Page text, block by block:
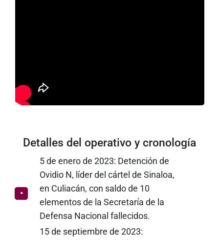
Detalles del operativo y cronología
5 de enero de 2023: Detención de
Ovidio N, líder del cártel de Sinaloa,
en Culiacán, con saldo de 10
elementos de la Secretaría de la
Defensa Nacional fallecidos.
15 de septiembre de 2023: